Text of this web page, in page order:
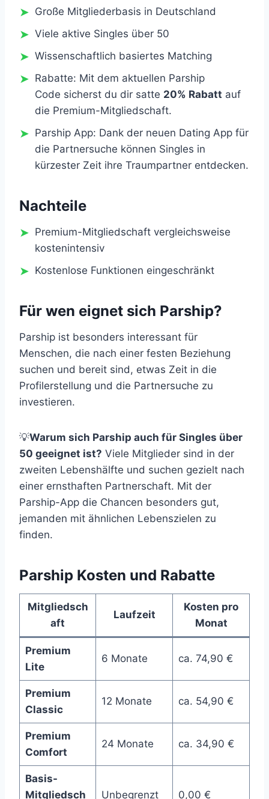
Große Mitgliederbasis in Deutschland
Viele aktive Singles über 50
Wissenschaftlich basiertes Matching
Rabatte: Mit dem aktuellen Parship
Code sicherst du dir satte 20% Rabatt auf
die Premium-Mitgliedschaft.
Parship App: Dank der neuen Dating App für
die Partnersuche können Singles in
kürzester Zeit ihre Traumpartner entdecken.
Nachteile
Premium-Mitgliedschaft vergleichsweise
kostenintensiv
Kostenlose Funktionen eingeschränkt
Für wen eignet sich Parship?
Parship ist besonders interessant für
Menschen, die nach einer festen Beziehung
suchen und bereit sind, etwas Zeit in die
Profilerstellung und die Partnersuche zu
investieren.
💡Warum sich Parship auch für Singles über
50 geeignet ist? Viele Mitglieder sind in der
zweiten Lebenshälfte und suchen gezielt nach
einer ernsthaften Partnerschaft. Mit der
Parship-App die Chancen besonders gut,
jemanden mit ähnlichen Lebenszielen zu
finden.
Parship Kosten und Rabatte
Mitgliedsch
aft
Laufzeit
Kosten pro
Monat
Premium
Lite
6 Monate ca. 74,90 €
Premium
Classic
12 Monate ca. 54,90 €
Premium
Comfort
24 Monate ca. 34,90 €
Basis-
Mitgliedsch
Unbegrenzt 0,00 €